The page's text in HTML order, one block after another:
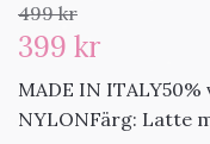
499 kr
399 kr
MADE IN ITALY50%
NYLONFärg: Latte